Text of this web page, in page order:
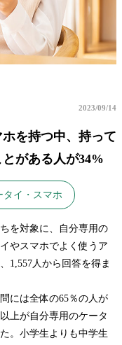
2023/09/14
を持つ中、持って
がある人が34%
タイ・スマホ
を対象に、自分専用の
やスマホでよく使うア
1,557人から回答を得ま
には全体の65％の人が
上が自分専用のケータ
。小学生よりも中学生